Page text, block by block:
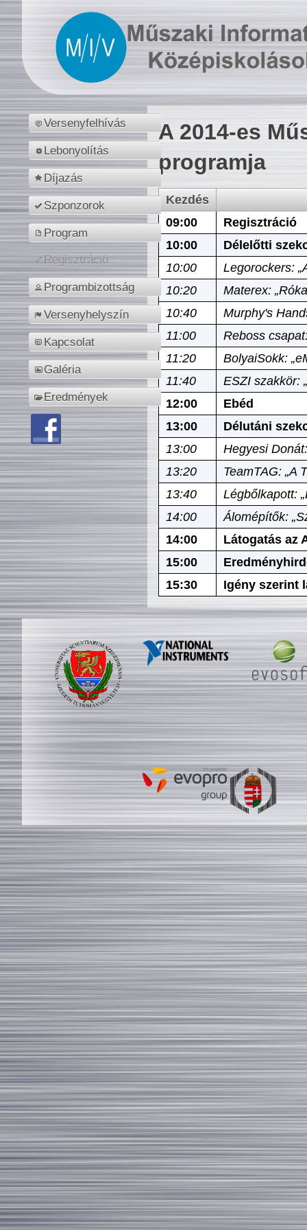
Versenyfelhívás
Lebonyolítás
Díjazás
Szponzorok
Program
Regisztráció
Programbizottság
Versenyhelyszín
Kapcsolat
Galéria
Eredmények
A 2014-es
programja
Kezdés
09:00
Regisztráció
10:00
Délelőtti
10:00
Legorockers:
10:20
Materex:
10:40
Murphy's
11:00
Reboss
11:20
BolyaiSokk:
11:40
ESZI szakkör:
12:00
Ebéd
13:00
Délutáni
13:00
Hegyesi
13:20
TeamTAG: „A
13:40
Légbőlkapott:
14:00
Álomépítők:
14:00
Látogatás az
15:00
15:30
Igény szerint